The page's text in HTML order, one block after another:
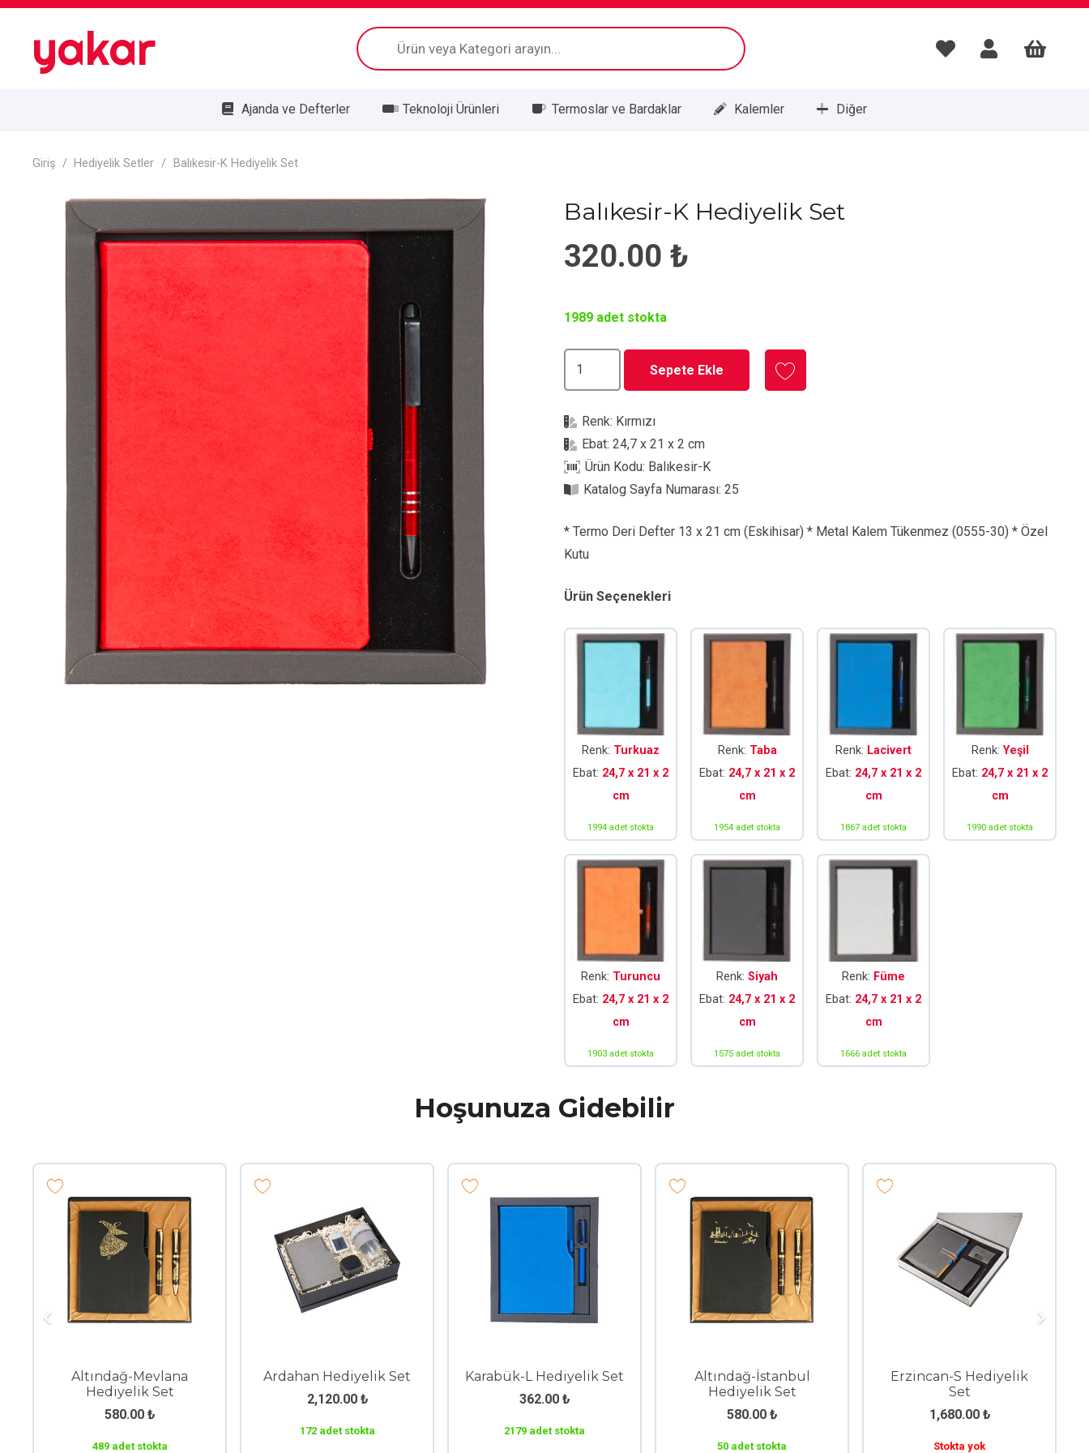
yakar
Products
search
Ajanda ve Defterler Teknoloji Ürünleri Termoslar ve Bardaklar Kalemler Diğer
Giriş / Hediyelik Setler / Balıkesir-K Hediyelik Set
Balıkesir-K Hediyelik Set
320.00 ₺
1989 adet stokta
Set
adet
Sepete Ekle
Renk: Kırmızı
Ebat:24,7 x 21 x 2 cm
Ürün Kodu: Balıkesir-K
Katalog Sayfa Numarası:25
* Termo Deri Defter 13 x 21 cm (Eskihisar) * Metal Kalem Tükenmez (0555-30) * Özel
Kutu
Ürün Seçenekleri
Renk: Turkuaz
Ebat: 24,7 x 21 x 2
cm
1994 adet stokta
Renk: Taba
Ebat: 24,7 x 21 x 2
cm
1954 adet stokta
Renk: Lacivert
Ebat: 24,7 x 21 x 2
cm
1867 adet stokta
Renk:Yeşil
Ebat: 24,7 x 21 x 2
cm
1990 adet stokta
Renk: Turuncu
Ebat: 24,7 x 21 x 2
cm
1903 adet stokta
Renk: Siyah
Ebat: 24,7 x 21 x 2
cm
1575 adet stokta
Renk: Füme
Ebat: 24,7 x 21 x 2
cm
1666 adet stokta
Hoşunuza Gidebilir
Altındağ-Mevlana
Hediyelik Set
580.00 ₺
489 adet stokta
Ardahan Hediyelik Set
2,120.00 ₺
172 adet stokta
Karabük-L Hediyelik Set
362.00 ₺
2179 adet stokta
Altındağ-İstanbul
Hediyelik Set
580.00 ₺
50 adet stokta
Erzincan-S Hediyelik
Set
1,680.00 ₺
Stokta yok